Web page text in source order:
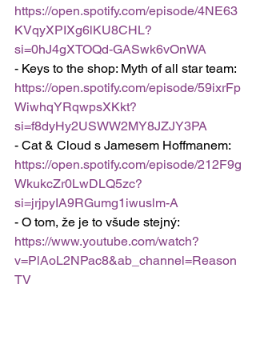
https://open.spotify.com/episode/4NE63
KVqyXPIXg6lKU8CHL?
si=0hJ4gXTOQd-GASwk6vOnWA
- Keys to the shop: Myth of all star team:
https://open.spotify.com/episode/59ixrFp
WiwhqYRqwpsXKkt?
si=f8dyHy2USWW2MY8JZJY3PA
- Cat & Cloud s Jamesem Hoffmanem:
https://open.spotify.com/episode/212F9g
WkukcZr0LwDLQ5zc?
si=jrjpyIA9RGumg1iwuslm-A
- O tom, že je to všude stejný:
https://www.youtube.com/watch?
v=PlAoL2NPac8&ab_channel=Reason
TV